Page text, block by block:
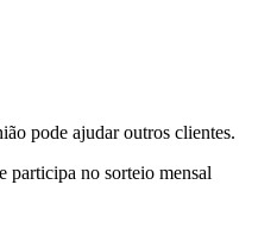
pode ajudar outros clientes.
participa no sorteio mensal